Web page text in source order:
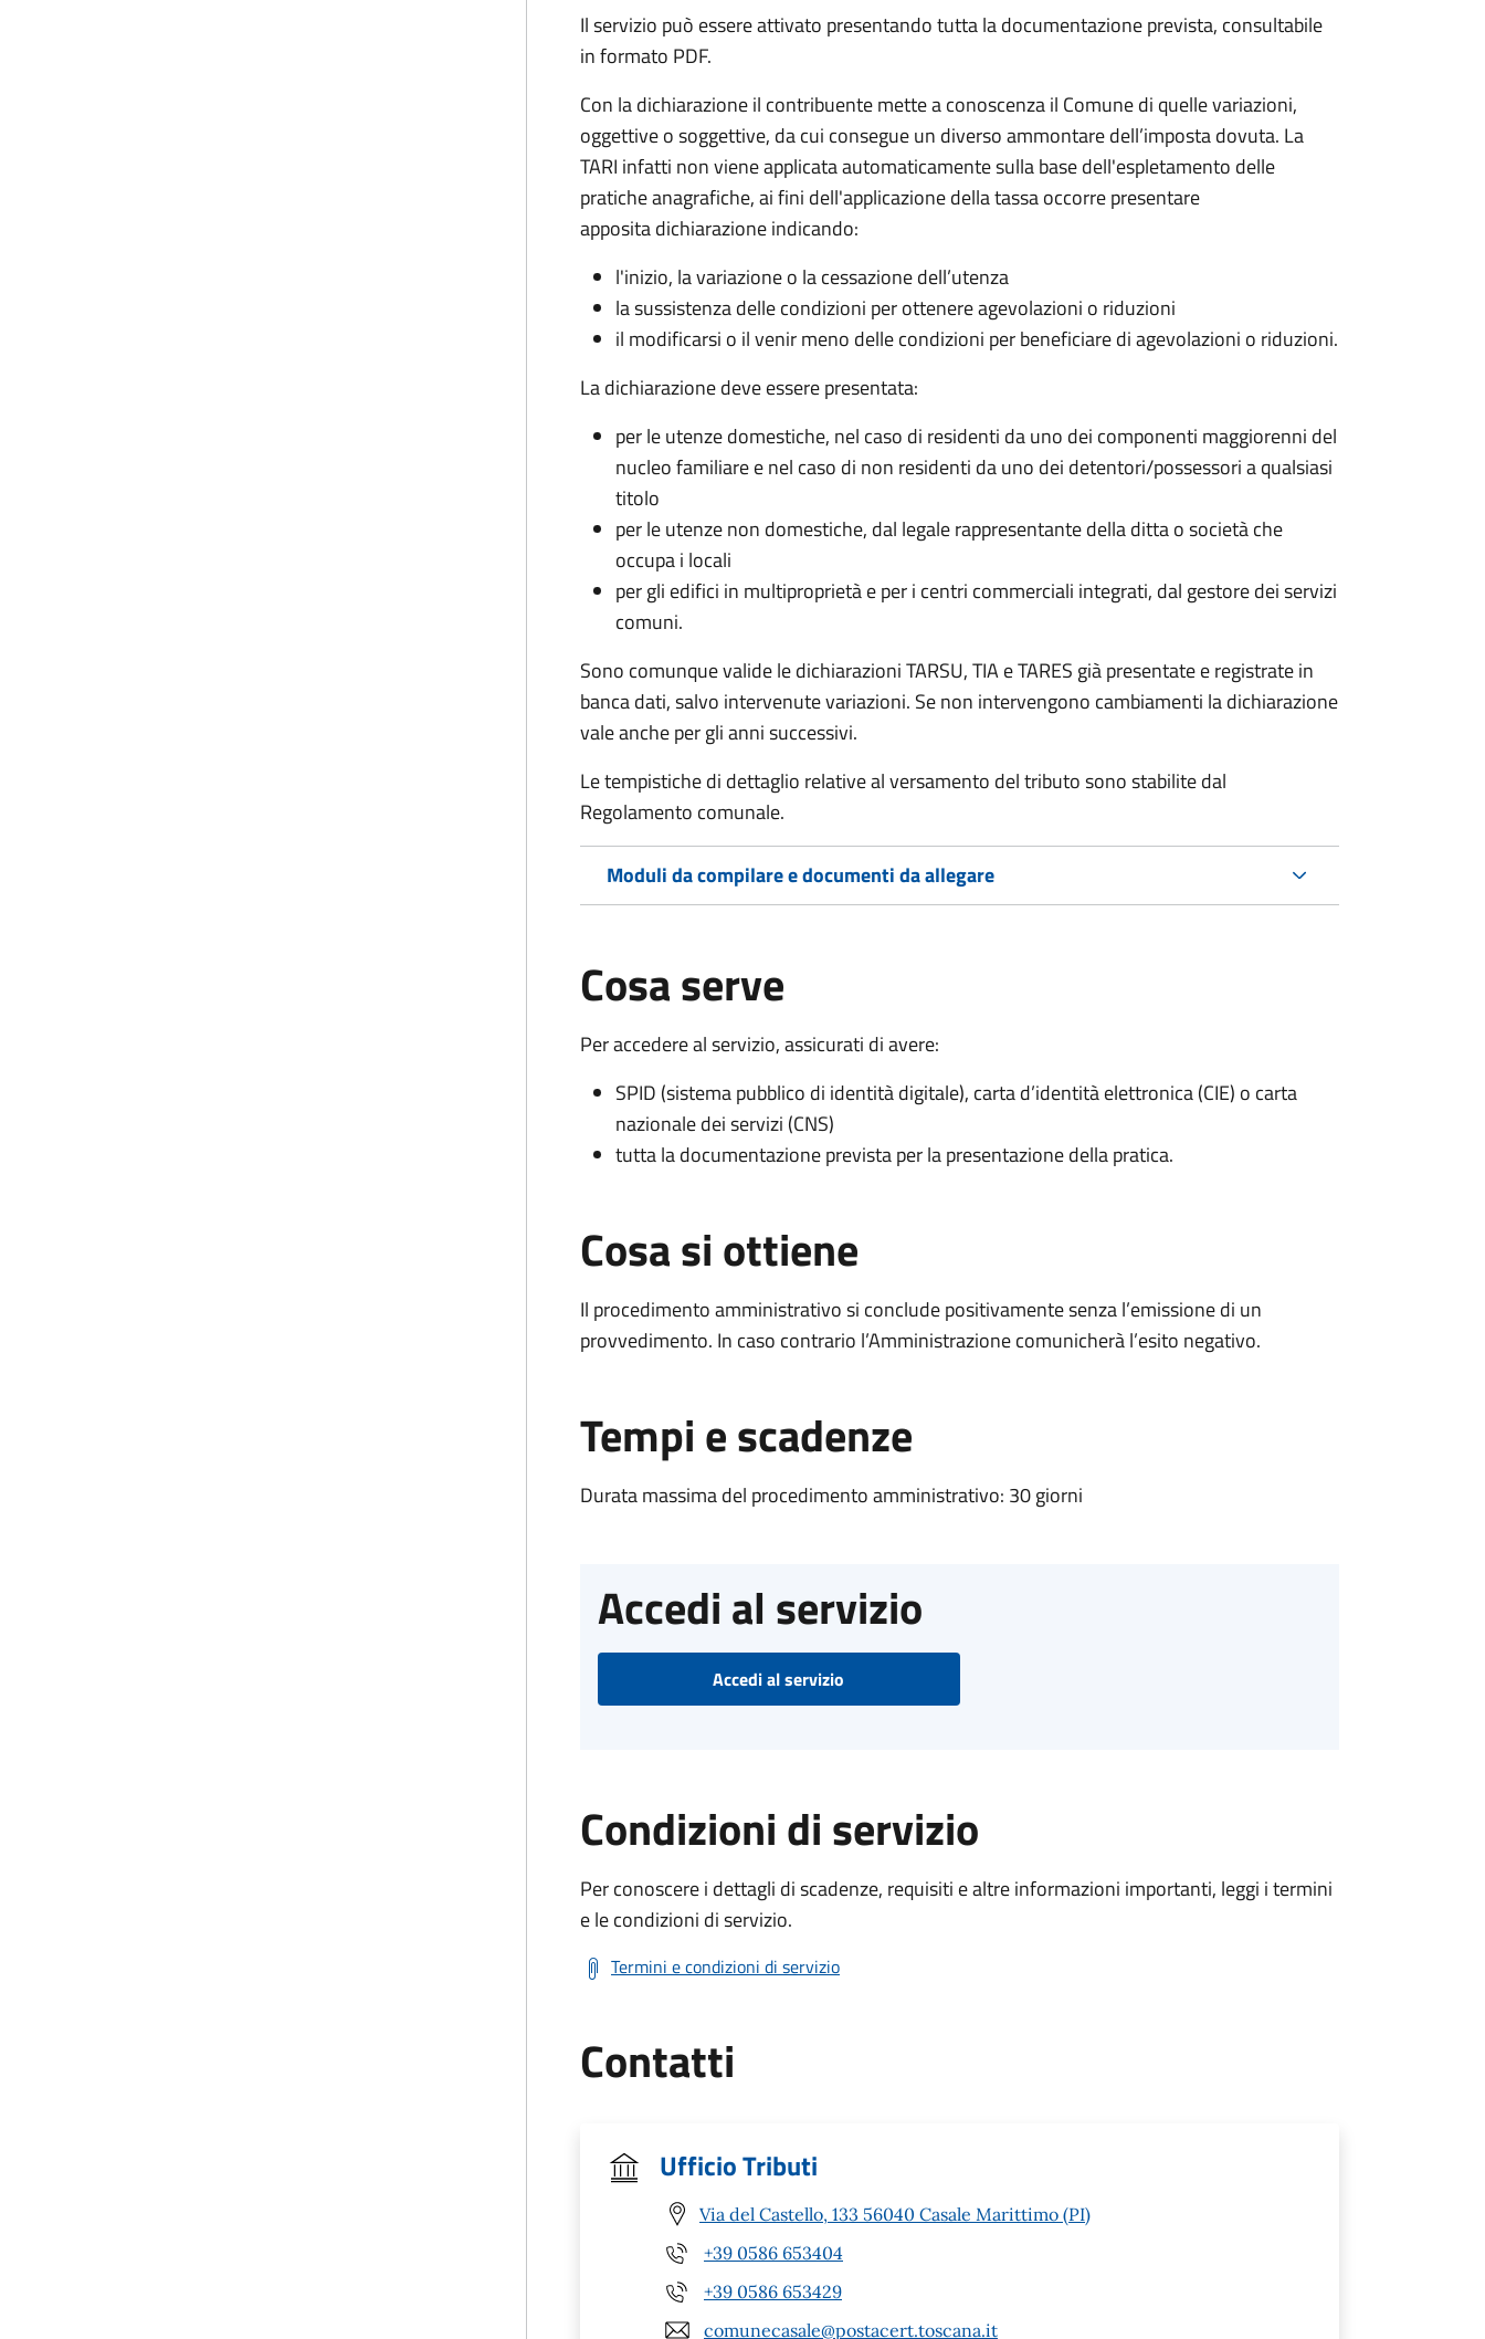
Il servizio può essere attivato presentando tutta la documentazione prevista, consultabile
in formato PDF.
Con la dichiarazione il contribuente mette a conoscenza il Comune di quelle variazioni,
oggettive o soggettive, da cui consegue un diverso ammontare dell’imposta dovuta. La
TARI infatti non viene applicata automaticamente sulla base dell'espletamento delle
pratiche anagrafiche, ai fini dell'applicazione della tassa occorre presentare
apposita dichiarazione indicando:
l'inizio, la variazione o la cessazione dell’utenza
la sussistenza delle condizioni per ottenere agevolazioni o riduzioni
il modificarsi o il venir meno delle condizioni per beneficiare di agevolazioni o riduzioni.
La dichiarazione deve essere presentata:
per le utenze domestiche, nel caso di residenti da uno dei componenti maggiorenni del
nucleo familiare e nel caso di non residenti da uno dei detentori/possessori a qualsiasi
titolo
per le utenze non domestiche, dal legale rappresentante della ditta o società che
occupa i locali
per gli edifici in multiproprietà e per i centri commerciali integrati, dal gestore dei servizi
comuni.
Sono comunque valide le dichiarazioni TARSU, TIA e TARES già presentate e registrate in
banca dati, salvo intervenute variazioni. Se non intervengono cambiamenti la dichiarazione
vale anche per gli anni successivi.
Le tempistiche di dettaglio relative al versamento del tributo sono stabilite dal
Regolamento comunale.
Moduli da compilare e documenti da allegare
Cosa serve
Per accedere al servizio, assicurati di avere:
SPID (sistema pubblico di identità digitale), carta d’identità elettronica (CIE) o carta
nazionale dei servizi (CNS)
tutta la documentazione prevista per la presentazione della pratica.
Cosa si ottiene
Il procedimento amministrativo si conclude positivamente senza l’emissione di un
provvedimento. In caso contrario l’Amministrazione comunicherà l’esito negativo.
Tempi e scadenze
Durata massima del procedimento amministrativo: 30 giorni
Accedi al servizio
Accedi al servizio
Condizioni di servizio
Per conoscere i dettagli di scadenze, requisiti e altre informazioni importanti, leggi i termini
e le condizioni di servizio.
Termini e condizioni di servizio
Contatti
Ufficio Tributi
Via del Castello, 133 56040 Casale Marittimo (PI)
+39 0586 653404
+39 0586 653429
comunecasale@postacert.toscana.it